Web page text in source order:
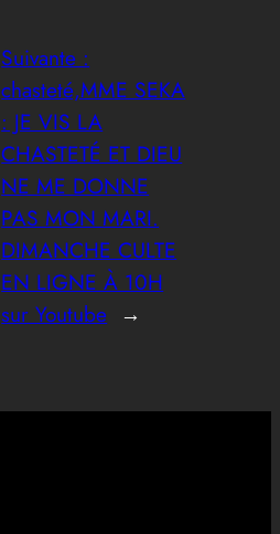
Suivante :
chasteté,MME SEKA
: JE VIS LA
CHASTETÉ ET DIEU
NE ME DONNE
PAS MON MARI.
DIMANCHE CULTE
EN LIGNE À 10H
sur Youtube →